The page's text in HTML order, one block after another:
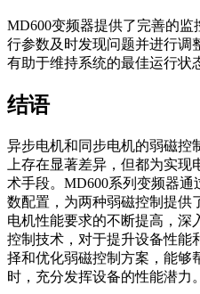
MD600变频器提供了完善的
行参数及时发现问题并进行调
有助于维持系统的最佳运行状
结语
异步电机和同步电机的弱磁控
上存在显著差异，但都为实
术手段。MD600系列变频器
数配置，为两种弱磁控制提供
电机性能要求的不断提高，深
控制技术，对于提升设备性能
择和优化弱磁控制方案，能够
时，充分发挥设备的性能潜力。